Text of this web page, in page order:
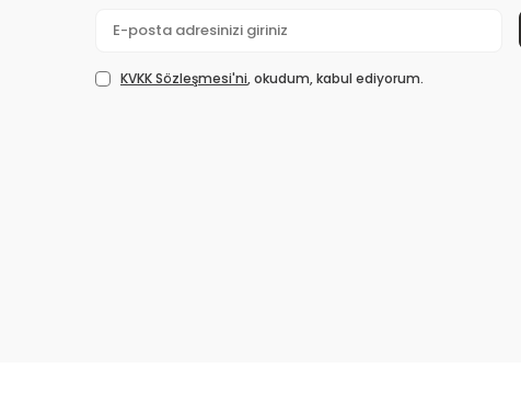
KVKK Sözleşmesi'ni, okudum, kabul ediyorum.